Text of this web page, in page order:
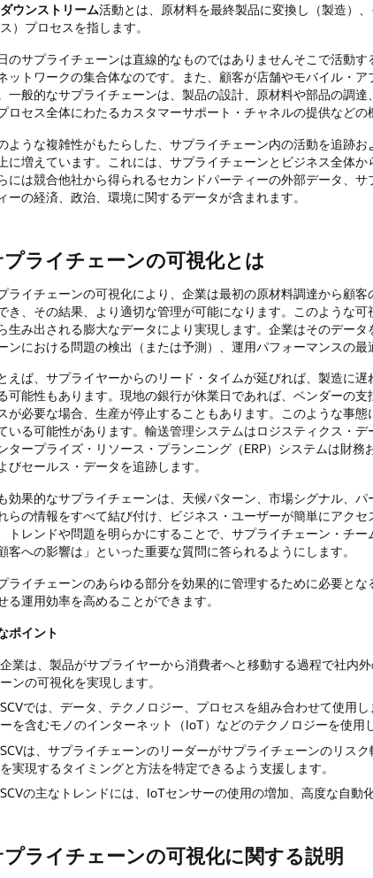
ダウンストリーム活動とは、原材料を最終製品に変換し（製造）
ス）プロセスを指します。
のサプライチェーンは直線的なものではありませんそこで活動
ットワークの集合体なのです。また、顧客が店舗やモバイル・
一般的なサプライチェーンは、製品の設計、原材料や部品の調
ロセス全体にわたるカスタマーサポート・チャネルの提供などの
ような複雑性がもたらした、サプライチェーン内の活動を追跡
に増えています。これには、サプライチェーンとビジネス全体
には競合他社から得られるセカンドパーティーの外部データ、
ーの経済、政治、環境に関するデータが含まれます。
プライチェーンの可視化とは
ライチェーンの可視化により、企業は最初の原材料調達から顧
き、その結果、より適切な管理が可能になります。このような
生み出される膨大なデータにより実現します。企業はそのデー
ンにおける問題の検出（または予測）、運用パフォーマンスの最
えば、サプライヤーからのリード・タイムが延びれば、製造に
可能性もあります。現地の銀行が休業日であれば、ベンダーの
が必要な場合、生産が停止することもあります。このような事
いる可能性があります。輸送管理システムはロジスティクス・
タープライズ・リソース・プランニング（ERP）システムは財
びセールス・データを追跡します。
効果的なサプライチェーンは、天候パターン、市場シグナル、
らの情報をすべて結び付け、ビジネス・ユーザーが簡単にアク
トレンドや問題を明らかにすることで、サプライチェーン・チ
顧客への影響は」といった重要な質問に答られるようにします。
ライチェーンのあらゆる部分を効果的に管理するために必要と
る運用効率を高めることができます。
ポイント
企業は、製品がサプライヤーから消費者へと移動する過程で社内
ーンの可視化を実現します。
SCVでは、データ、テクノロジー、プロセスを組み合わせて使用
ーを含むモノのインターネット（IoT）などのテクノロジーを使用
SCVは、サプライチェーンのリーダーがサプライチェーンのリス
を実現するタイミングと方法を特定できるよう支援します。
SCVの主なトレンドには、IoTセンサーの使用の増加、高度な自動
プライチェーンの可視化に関する説明